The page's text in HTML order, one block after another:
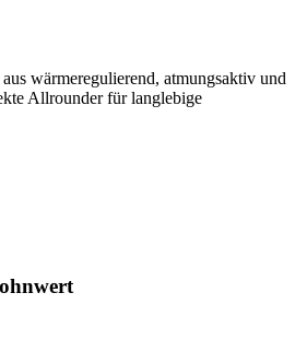
wärmeregulierend, atmungsaktiv und
Allrounder für langlebige